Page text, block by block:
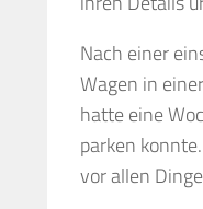
Nach einer
Wagen in
hatte eine
parken
vor allen